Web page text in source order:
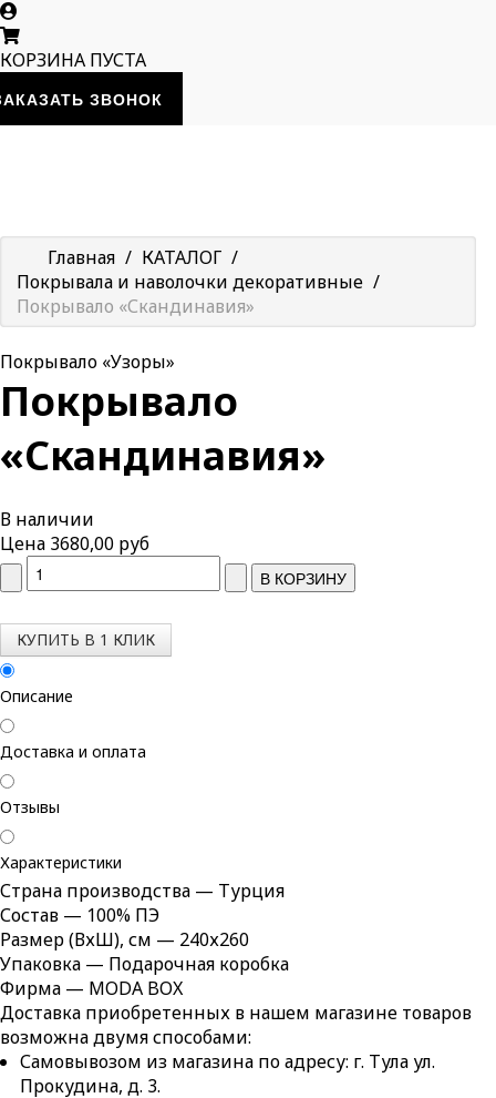
КОРЗИНА ПУСТА
ЗВОНОК
Главная / КАТАЛОГ /
Покрывала и наволочки декоративные /
Покрывало «Скандинавия»
Покрывало «Узоры»
Покрывало
«Скандинавия»
В наличии
Цена 3680,00 руб
КУПИТЬ В 1 КЛИК
Описание
Доставка и оплата
Отзывы
Характеристики
Страна производства — Турция
Состав — 100% ПЭ
Размер (ВхШ), см — 240х260
Упаковка — Подарочная коробка
Фирма — MODA BOX
Доставка приобретенных в нашем магазине товаров
возможна двумя способами:
Самовывозом из магазина по адресу: г. Тула ул.
Прокудина, д. 3.